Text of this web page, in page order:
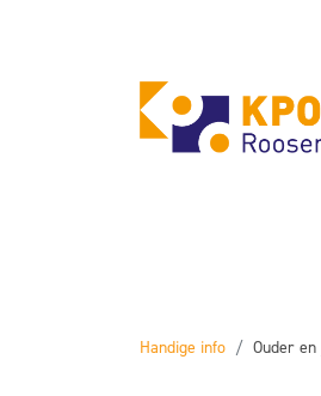
Handige info Ouder